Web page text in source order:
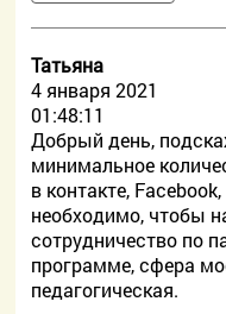
Татьяна
4 января 2021
01:48:11
Добрый день,
минимальное
в контакте,
необходимо, чтобы
сотрудничество по
программе, сфера
педагогическая.